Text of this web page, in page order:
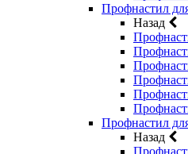
Профнастил
Назад
Профнастил
Назад